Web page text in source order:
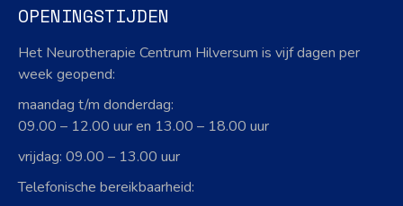
opens
in
new
opens
new
OPENINGSTIJDEN
Het Neurotherapie Centrum Hilversum is vijf dagen per
week geopend:
maandag t/m donderdag:
09.00 – 12.00 uur en 13.00 – 18.00 uur
vrijdag: 09.00 – 13.00 uur
Telefonische bereikbaarheid: